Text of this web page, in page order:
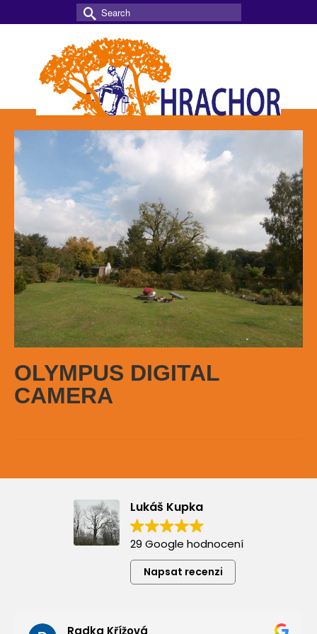
Search
for:
OLYMPUS DIGITAL
CAMERA
Lukáš Kupka
29 Google hodnocení
Napsat recenzi
Radka Křížová